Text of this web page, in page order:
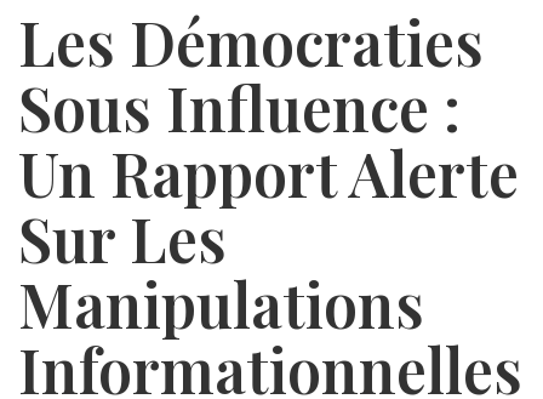
Les Démocraties
Sous Influence :
Un Rapport Alerte
Sur Les
Manipulations
Informationnelles